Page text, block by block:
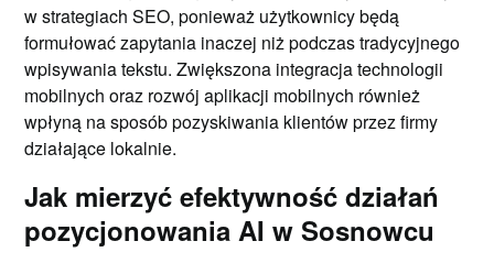
w strategiach SEO, ponieważ użytkownicy będą
formułować zapytania inaczej niż podczas tradycyjnego
wpisywania tekstu. Zwiększona integracja technologii
mobilnych oraz rozwój aplikacji mobilnych również
wpłyną na sposób pozyskiwania klientów przez firmy
działające lokalnie.
Jak mierzyć efektywność działań
pozycjonowania AI w Sosnowcu